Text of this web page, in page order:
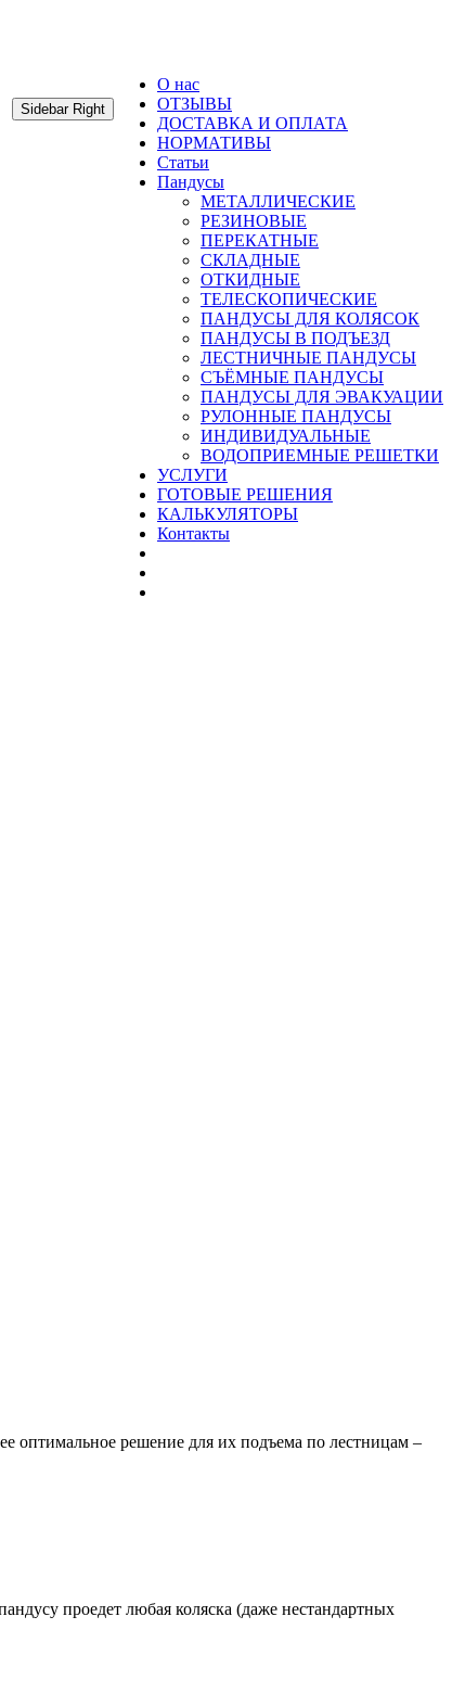
О нас
ОТЗЫВЫ
ДОСТАВКА И ОПЛАТА
НОРМАТИВЫ
Статьи
Пандусы
МЕТАЛЛИЧЕСКИЕ
РЕЗИНОВЫЕ
ПЕРЕКАТНЫЕ
СКЛАДНЫЕ
ОТКИДНЫЕ
ТЕЛЕСКОПИЧЕСКИЕ
ПАНДУСЫ ДЛЯ КОЛЯСОК
ПАНДУСЫ В ПОДЪЕЗД
ЛЕСТНИЧНЫЕ ПАНДУСЫ
CЪЁМНЫЕ ПАНДУСЫ
ПАНДУСЫ ДЛЯ ЭВАКУАЦИИ
РУЛОННЫЕ ПАНДУСЫ
ИНДИВИДУАЛЬНЫЕ
ВОДОПРИЕМНЫЕ РЕШЕТКИ
УСЛУГИ
ГОТОВЫЕ РЕШЕНИЯ
КАЛЬКУЛЯТОРЫ
Контакты
Sidebar Right
оптимальное решение для их подъема по лестницам –
проедет любая коляска (даже нестандартных